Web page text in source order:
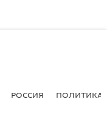
РОССИЯ ПОЛИТИКА